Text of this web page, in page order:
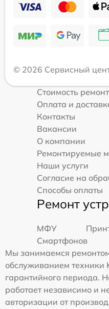
© 2026 Сервисный
Стоимость
Оплата и
Контакты
Вакансии
О компании
Ремонтируемые
Наши услуги
Согласие на
Способы оплаты
Ремонт
МФУ
Смартфонов
Мы занимаемся
обслуживанием техники
гарантийного периода.
работает независимо и
авторизации от